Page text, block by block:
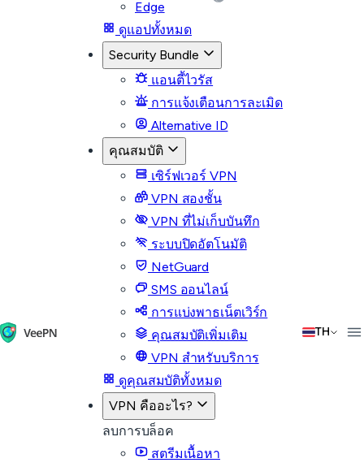
Edge
ดูแอปทั้งหมด
Security Bundle
แอนตี้ไวรัส
การแจ้งเตือนการละเมิด
Alternative ID
คุณสมบัติ
เซิร์ฟเวอร์ VPN
VPN สองชั้น
VPN ที่ไม่เก็บบันทึก
ระบบปิดอัตโนมัติ
NetGuard
SMS ออนไลน์
การแบ่งพาธเน็ตเวิร์ก
คุณสมบัติเพิ่มเติม
VPN สำหรับบริการ
ดูคุณสมบัติทั้งหมด
VPN คืออะไร?
ลบการบล็อค
สตรีมเนื้อหา
TH